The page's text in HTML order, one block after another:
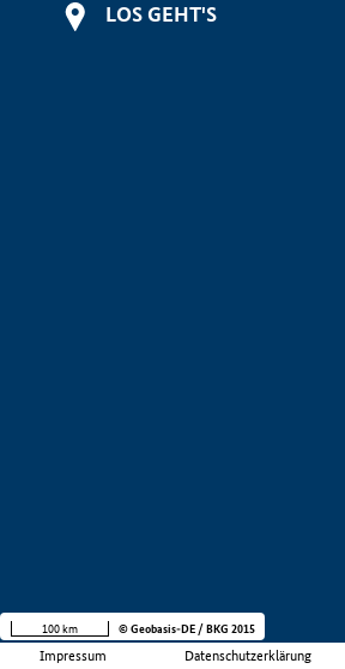
LOS GEHT'S
Impressum Datenschutzerklärung
100 km © Geobasis-DE / BKG 2015